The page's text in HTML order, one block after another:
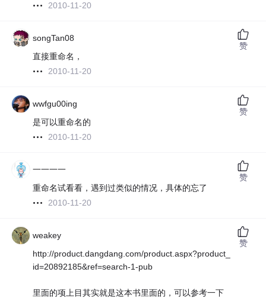
2010-11-20
songTan08
直接重命名，
2010-11-20
赞
wwfgu00ing
是可以重命名的
2010-11-20
赞
一一一一
重命名试看看，遇到过类似的情况，具体的忘了
2010-11-20
赞
weakey
http://product.dangdang.com/product.aspx?product_
id=20892185&ref=search-1-pub
里面的项上目其实就是这本书里面的，可以参考一下
赞